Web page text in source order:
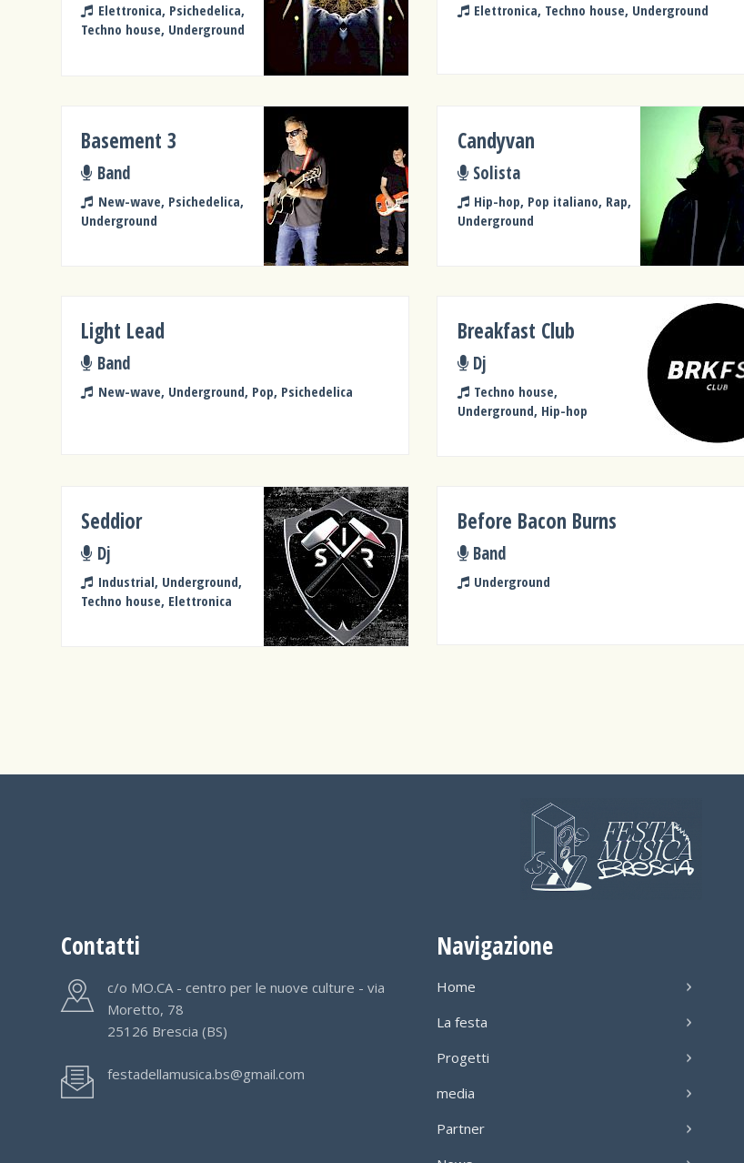
Elettronica, Psichedelica,
Techno house, Underground
Elettronica, Techno house, Underground
Basement 3
Band
New-wave, Psichedelica,
Underground
Candyvan
Solista
Hip-hop, Pop italiano, Rap,
Underground
Light Lead
Band
New-wave, Underground, Pop, Psichedelica
Breakfast Club
Dj
Techno house,
Underground, Hip-hop
Seddior
Dj
Industrial, Underground,
Techno house, Elettronica
Before Bacon Burns
Band
Underground
Contatti
c/o MO.CA - centro per le nuove culture - via
Moretto, 78
25126 Brescia (BS)
festadellamusica.bs@gmail.com
Navigazione
Home
La festa
Progetti
media
Partner